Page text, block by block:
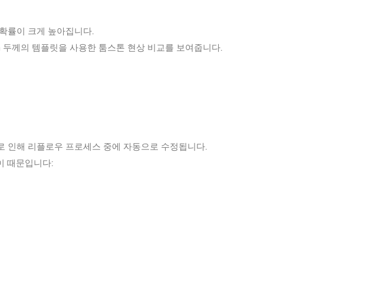
률이 크게 높아집니다.
께의 템플릿을 사용한 툼스톤 현상 비교를 보여줍니다.
인해 리플로우 프로세스 중에 자동으로 수정됩니다.
때문입니다: